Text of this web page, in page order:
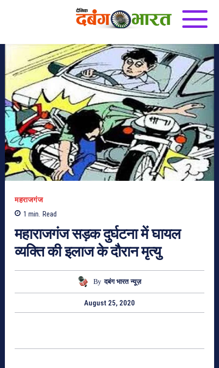
महराजगंज
1 min. Read
महाराजगंज सड़क दुर्घटना में घायल
व्यक्ति की इलाज के दौरान मृत्यु
By दबंग भारत न्यूज़
August 25, 2020